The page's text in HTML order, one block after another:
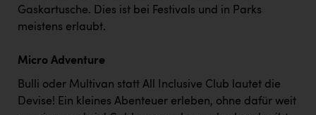
Gaskartusche. Dies ist bei Festivals und in Parks
meistens erlaubt.
Micro Adventure
Bulli oder Multivan statt All Inclusive Club lautet die
Devise! Ein kleines Abenteuer erleben, ohne dafür weit